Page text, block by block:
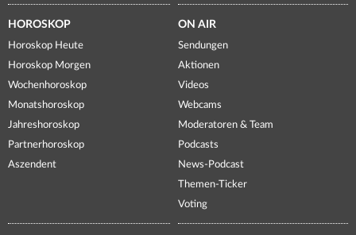
HOROSKOP
Horoskop Heute
Horoskop Morgen
Wochenhoroskop
Monatshoroskop
Jahreshoroskop
Partnerhoroskop
Aszendent
ON AIR
Sendungen
Aktionen
Videos
Webcams
Moderatoren & Team
Podcasts
News-Podcast
Themen-Ticker
Voting